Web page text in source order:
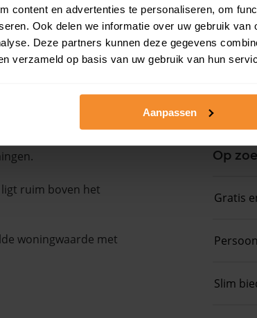
content en advertenties te personaliseren, om
Ook delen we informatie over uw gebruik
Deze partners kunnen deze gegevens
verzameld op basis van uw gebruik van hun
Aanpassen
ruim boven het
woningwaarde met
Op
Gratis
Slim